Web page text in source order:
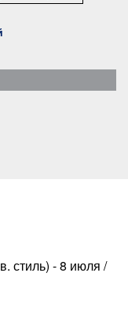
стиль) - 8 июля /